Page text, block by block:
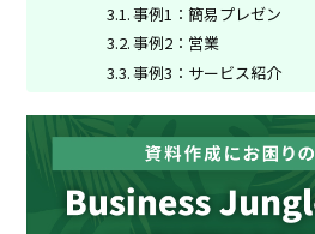
事例1：簡易プレゼン
事例2：営業
事例3：サービス紹介
事例5：会社紹介
事例6：セミナー
事例7：ホワイトペーパー
事例8：IR